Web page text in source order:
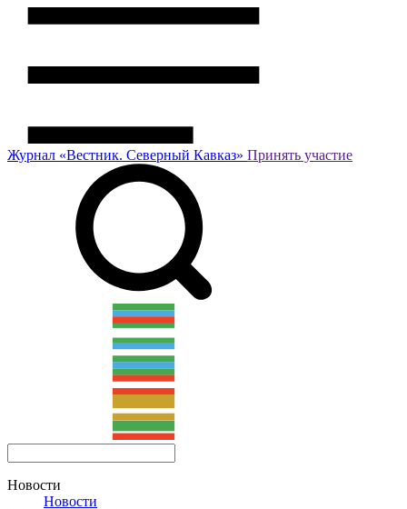
Журнал «Вестник. Северный Кавказ» Принять участие
Новости
Новости